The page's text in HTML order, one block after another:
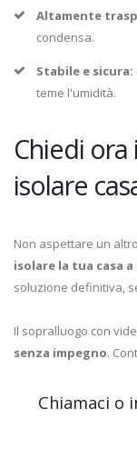
Altamente
condensa.
Stabile e sicura:
teme l'umidità.
Chiedi
isolare
Non aspettare un
isolare la tua casa
soluzione definitiva,
Il sopralluogo con
senza impegno.
Chiamaci o